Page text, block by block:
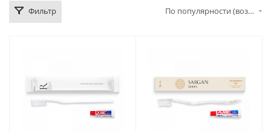
Фильтр По популярности (возрастание)